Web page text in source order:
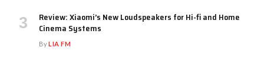
Review: Xiaomi’s New Loudspeakers for Hi-fi and Home
Cinema Systems
ByLIA FM